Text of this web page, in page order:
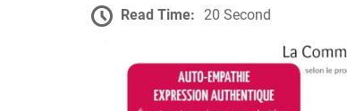
Read Time: 20 Second